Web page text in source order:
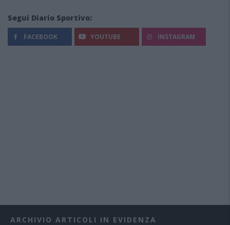
Segui Diario Sportivo:
FACEBOOK YOUTUBE INSTAGRAM
ARCHIVIO ARTICOLI IN EVIDENZA